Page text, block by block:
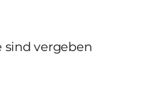
sind vergeben